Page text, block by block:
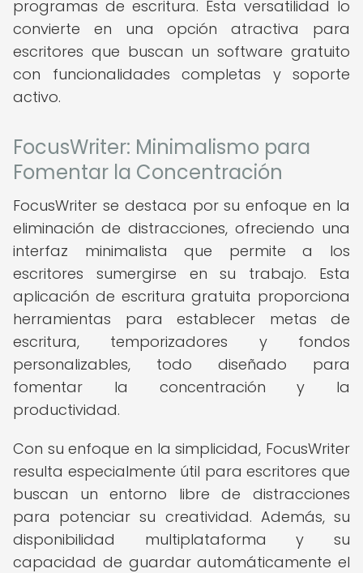
programas de escritura. Esta versatilidad lo
convierte en una opción atractiva para
escritores que buscan un software gratuito
con funcionalidades completas y soporte
activo.
FocusWriter: Minimalismo para
Fomentar la Concentración
FocusWriter se destaca por su enfoque en la
eliminación de distracciones, ofreciendo una
interfaz minimalista que permite a los
escritores sumergirse en su trabajo. Esta
aplicación de escritura gratuita proporciona
herramientas para establecer metas de
escritura, temporizadores y fondos
personalizables, todo diseñado para
fomentar la concentración y la
productividad.
Con su enfoque en la simplicidad, FocusWriter
resulta especialmente útil para escritores que
buscan un entorno libre de distracciones
para potenciar su creatividad. Además, su
disponibilidad multiplataforma y su
capacidad de guardar automáticamente el